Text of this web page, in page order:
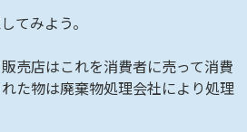
てみよう。
売店はこれを消費者に売って消費
た物は廃棄物処理会社により処理